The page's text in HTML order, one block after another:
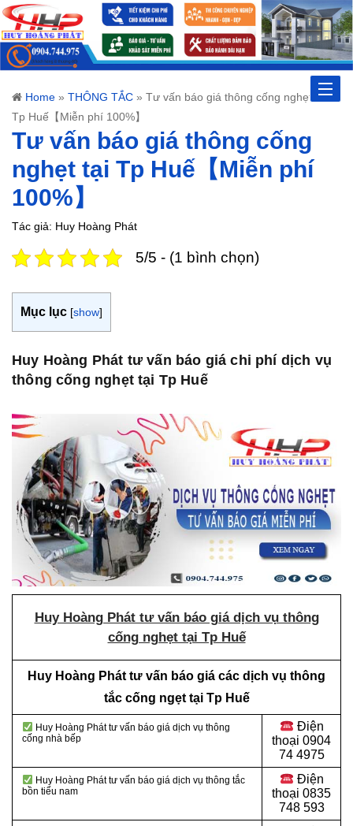
Toggle
Home » THÔNG TẮC » Tư vấn báo giá thông cống nghẹt tại
Tp Huế【Miễn phí 100%】
Tư vấn báo giá thông cống
nghẹt tại Tp Huế【Miễn phí
100%】
Tác giả: Huy Hoàng Phát
5/5 - (1 bình chọn)
Mục lục [show]
Huy Hoàng Phát tư vấn báo giá chi phí dịch vụ
thông cống nghẹt tại Tp Huế
Huy Hoàng Phát tư vấn báo giá dịch vụ thông
cống nghẹt tại Tp Huế
Huy Hoàng Phát tư vấn báo giá các dịch vụ thông
tắc cống ngẹt tại Tp Huế
Huy Hoàng Phát tư vấn báo giá dịch vụ thông
cống nhà bếp
Điện
thoại 0904
74 4975
Huy Hoàng Phát tư vấn báo giá dịch vụ thông tắc
bồn tiểu nam
Điện
thoại 0835
748 593